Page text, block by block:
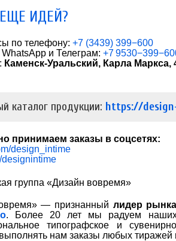
ИДЕЙ?
по телефону: +7 (3439) 399−600
и Телеграм: +7
Каменск-Уральский, Карла Маркса,
каталог продукции: https://
принимаем заказы в соцсетях:
design_intime
designintime
— признанный лидер рынка
. Более 20 лет мы радуем наших
типографское и
нам заказы любых тиражей